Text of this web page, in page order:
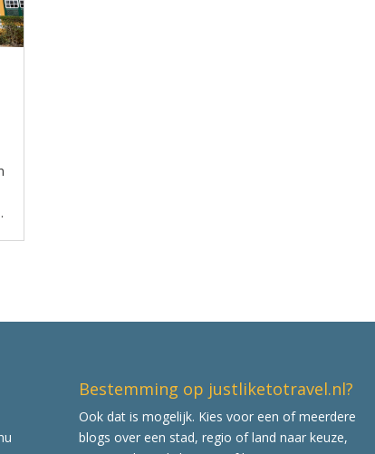
Bestemming op justliketotravel.nl?
Ook dat is mogelijk. Kies voor een of meerdere
blogs over een stad, regio of land naar keuze,